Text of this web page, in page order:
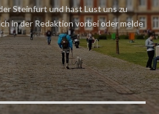
Steinfurt und hast Lust uns zu
in der Redaktion vorbei oder melde